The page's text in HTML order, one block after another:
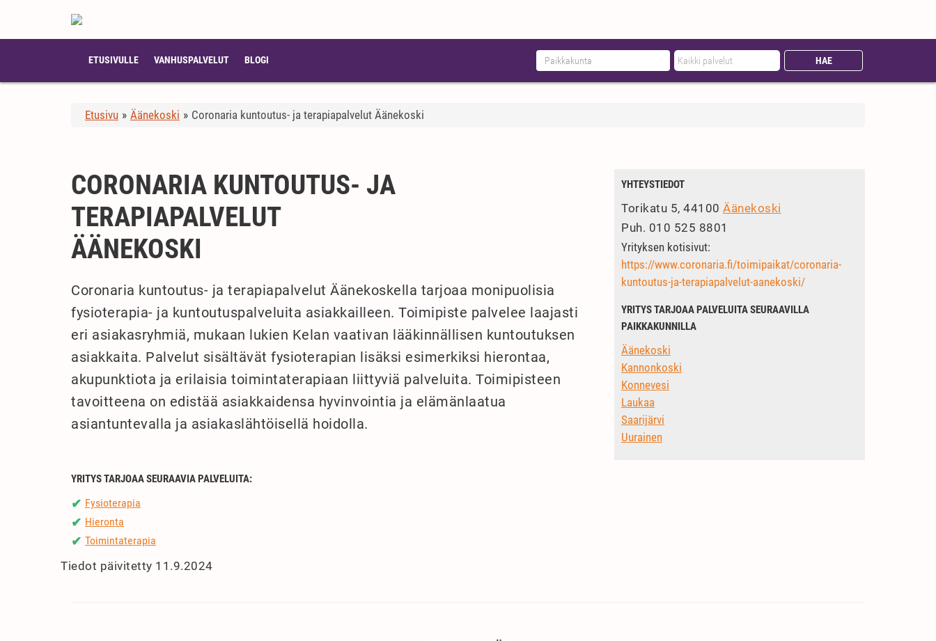
ETUSIVULLE VANHUSPALVELUT BLOGI
Etusivu » Äänekoski » Coronaria kuntoutus- ja terapiapalvelut Äänekoski
CORONARIA KUNTOUTUS- JA
TERAPIAPALVELUT
ÄÄNEKOSKI
Coronaria kuntoutus- ja terapiapalvelut Äänekoskella tarjoaa monipuolisia
fysioterapia- ja kuntoutuspalveluita asiakkailleen. Toimipiste palvelee laajasti
eri asiakasryhmiä, mukaan lukien Kelan vaativan lääkinnällisen kuntoutuksen
asiakkaita. Palvelut sisältävät fysioterapian lisäksi esimerkiksi hierontaa,
akupunktiota ja erilaisia toimintaterapiaan liittyviä palveluita. Toimipisteen
tavoitteena on edistää asiakkaidensa hyvinvointia ja elämänlaatua
asiantuntevalla ja asiakaslähtöisellä hoidolla.
YRITYS TARJOAA SEURAAVIA PALVELUITA:
✔ Fysioterapia
✔ Hieronta
✔ Toimintaterapia
Tiedot päivitetty 11.9.2024
YHTEYSTIEDOT
Torikatu 5, 44100 Äänekoski
Puh. 010 525 8801
Yrityksen kotisivut:
https://www.coronaria.fi/toimipaikat/coronaria-
kuntoutus-ja-terapiapalvelut-aanekoski/
YRITYS TARJOAA PALVELUITA SEURAAVILLA
PAIKKAKUNNILLA
Äänekoski
Kannonkoski
Konnevesi
Laukaa
Saarijärvi
Uurainen